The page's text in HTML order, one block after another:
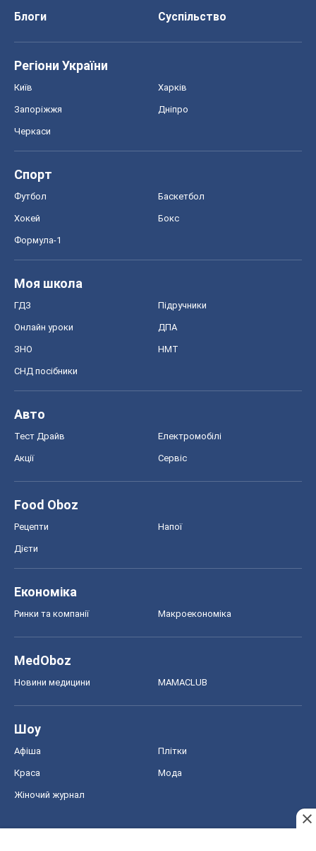
Блоги
Суспільство
Регіони України
Київ Харків
Запоріжжя Дніпро
Черкаси
Спорт
Футбол Баскетбол
Хокей Бокс
Формула-1
Моя школа
ГДЗ Підручники
Онлайн уроки ДПА
ЗНО НМТ
СНД посібники
Авто
Тест Драйв Електромобілі
Акції Сервіс
Food Oboz
Рецепти Напої
Дієти
Економіка
Ринки та компанії Макроекономіка
MedOboz
Новини медицини MAMACLUB
Шоу
Афіша Плітки
Краса Мода
Жіночий журнал